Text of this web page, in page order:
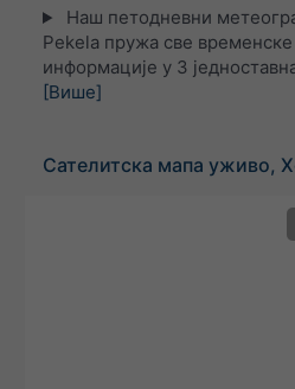
Наш петодневни
Pekela пружа све временске
информације у 3
[Више]
Сателитска мапа уживо,